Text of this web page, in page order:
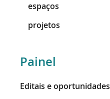
espaços
projetos
Painel
Editais e oportunidades